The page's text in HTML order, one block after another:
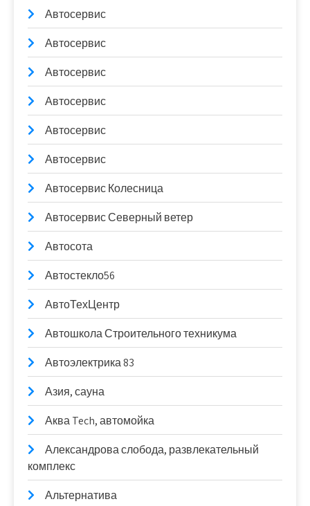
Автосервис
Автосервис
Автосервис
Автосервис
Автосервис
Автосервис
Автосервис Колесница
Автосервис Северный ветер
Автосота
Автостекло56
АвтоТехЦентр
Автошкола Строительного техникума
Автоэлектрика 83
Азия, сауна
Аква Tech, автомойка
Александрова слобода, развлекательный
комплекс
Альтернатива